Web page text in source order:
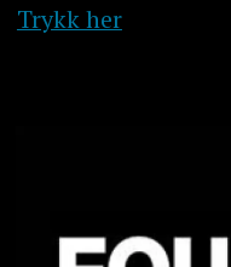
Trykk her